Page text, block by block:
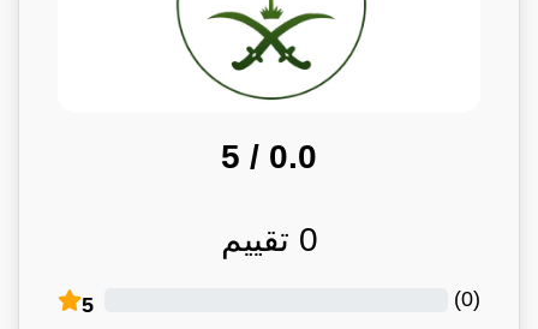
0.0
/ 5
0 تقييم
5 (
0
)